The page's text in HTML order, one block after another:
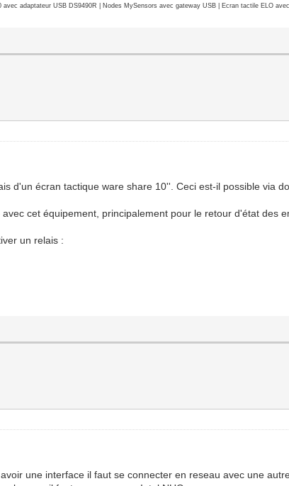
adaptateur USB DS9490R | Nodes MySensors avec gateway USB | Ecran tactile ELO
d'un écran tactique ware share 10''. Ceci est-il possible via
cet équipement, principalement pour le retour d'état des
un relais :
une interface il faut se connecter en reseau avec une